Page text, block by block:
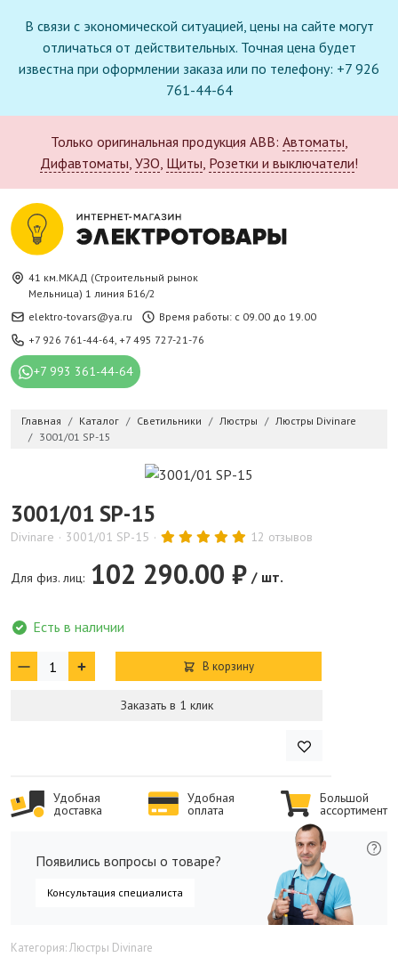
В связи с экономической ситуацией, цены на сайте могут
отличаться от действительных. Точная цена будет
известна при оформлении заказа или по телефону: +7 926
761-44-64
Только оригинальная продукция ABB: Автоматы,
Дифавтоматы, УЗО, Щиты, Розетки и выключатели!
41 км.МКАД (Строительный рынок
Мельница) 1 линия Б16/2
elektro-tovars@ya.ru
Время работы: с 09.00 до 19.00
+7 926 761-44-64, +7 495 727-21-76
+7 993 361-44-64
Главная Каталог Светильники Люстры
Люстры Divinare
3001/01 SP-15
3001/01 SP-15
Divinare 3001/01 SP-15 12 отзывов
Для физ. лиц: 102 290.00 ₽ / шт.
Есть в наличии
В корзину
Заказать в 1 клик
Удобная
доставка
Удобная
оплата
Большой
ассортимент
Появились вопросы о товаре?
Консультация специалиста
Категория: Люстры Divinare